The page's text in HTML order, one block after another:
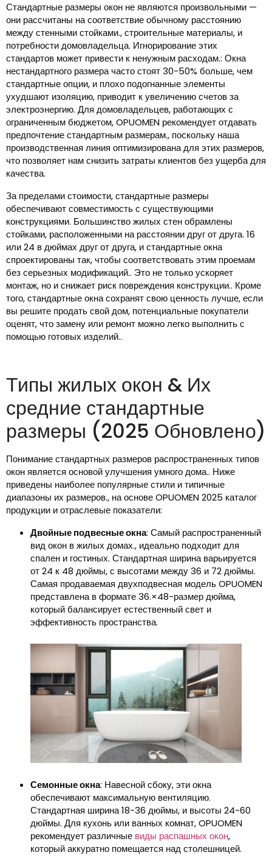
Стандартные размеры окон не являются произвольными —
они рассчитаны на соответствие обычному расстоянию
между стенными стойками., строительные материалы, и
потребности домовладельца. Игнорирование этих
стандартов может привести к ненужным расходам.: Окна
нестандартного размера часто стоят 30-50% больше, чем
стандартные опции, и плохо подогнанные элементы
ухудшают изоляцию, приводит к увеличению счетов за
электроэнергию. Для домовладельцев, работающих с
ограниченным бюджетом, OPUOMEN рекомендует отдавать
предпочтение стандартным размерам., поскольку наша
производственная линия оптимизирована для этих размеров,
что позволяет нам снизить затраты клиентов без ущерба для
качества.
За пределами стоимости, стандартные размеры
обеспечивают совместимость с существующими
конструкциями. Большинство жилых стен обрамлены
стойками, расположенными на расстоянии друг от друга. 16
или 24 в дюймах друг от друга, и стандартные окна
спроектированы так, чтобы соответствовать этим проемам
без серьезных модификаций.. Это не только ускоряет
монтаж, но и снижает риск повреждения конструкции.. Кроме
того, стандартные окна сохранят свою ценность лучше, если
вы решите продать свой дом, потенциальные покупатели
оценят, что замену или ремонт можно легко выполнить с
помощью готовых изделий..
Типы жилых окон & Их
средние стандартные
размеры (2025 Обновлено)
Понимание стандартных размеров распространенных типов
окон является основой улучшения умного дома.. Ниже
приведены наиболее популярные стили и типичные
диапазоны их размеров., на основе OPUOMEN 2025 каталог
продукции и отраслевые показатели:
Двойные подвесные окна: Самый распространенный
вид окон в жилых домах., идеально подходит для
спален и гостиных. Стандартная ширина варьируется
от 24 к 48 дюймы, с высотами между 36 и 72 дюймы.
Самая продаваемая двухподвесная модель OPUOMEN
представлена ​​в формате 36.×48-размер дюйма,
который балансирует естественный свет и
эффективность пространства.
Семонные окна: Навесной сбоку, эти окна
обеспечивают максимальную вентиляцию.
Стандартная ширина 18-36 дюймы, и высоты 24-60
дюймы. Для кухонь или ванных комнат, OPUOMEN
рекомендует различные виды распашных окон,
который аккуратно помещается над столешницей.